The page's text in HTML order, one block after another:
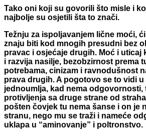
Tako oni koji su govorili što misle i
najbolje su osjetili šta to znači.
Težnju za ispoljavanjem lične moći,
znaju biti kod mnogih presudni bez
pravac i osjećaje drugih. Moć i uticaj
i razvija nasilje, bezobzirnost prema
potrebama, cinizam i ravnodušnost
prava drugih. A pogotovo se to vidi u
jednoumlja, kad nema odgovornosti,
protivljenja sa druge strane od
pošten čovjek tu nema šanse i on je
stranu, nego mu se traži i nameće
uklapa u “aminovanje” i poltronstvo.